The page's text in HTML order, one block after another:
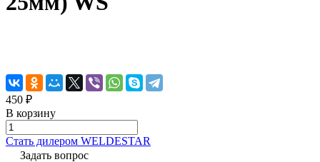
450 ₽
В корзину
Cтать дилером WELDESTAR
Задать вопрос